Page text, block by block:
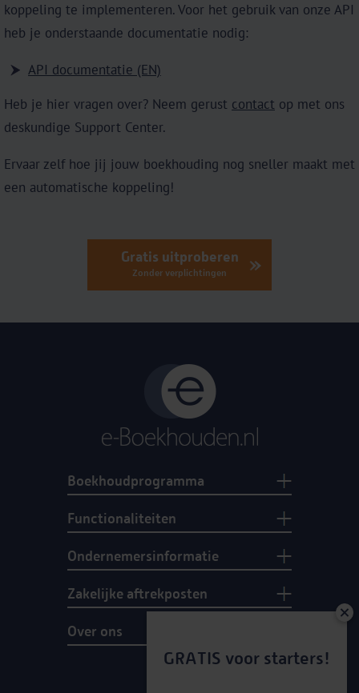
koppeling te implementeren. Voor het gebruik van onze API
heb je onderstaande documentatie nodig:
API documentatie (EN)
Heb je hier vragen over? Neem gerust contact op met ons
deskundige Support Center.
Ervaar zelf hoe jij jouw boekhouding nog sneller maakt met
een automatische koppeling!
Gratis uitproberen
Zonder verplichtingen
Boekhoudprogramma
Functionaliteiten
Ondernemersinformatie
Zakelijke aftrekposten
Over ons
GRATIS voor starters!